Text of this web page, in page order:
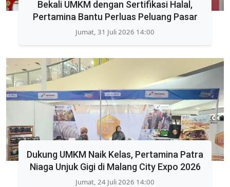
Bekali UMKM dengan Sertifikasi Halal,
Pertamina Bantu Perluas Peluang Pasar
Jumat, 31 Juli 2026 14:00
Dukung UMKM Naik Kelas, Pertamina Patra
Niaga Unjuk Gigi di Malang City Expo 2026
Jumat, 24 Juli 2026 14:00